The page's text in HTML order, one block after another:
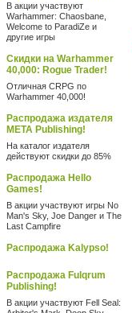
В акции участвуют
Warhammer: Chaosbane,
Welcome to ParadiZe и
другие игры
Скидки на Warhammer
40,000: Rogue Trader!
Отличная CRPG по
Warhammer 40,000!
Распродажа издателя
META Publishing!
На каталог издателя
действуют скидки до 85%
Распродажа Hello
Games!
В акции участвуют игры No
Man's Sky, Joe Danger и The
Last Campfire
Распродажа Kalypso!
Распродажа Fulqrum
Publishing!
В акции участвуют Fell Seal: